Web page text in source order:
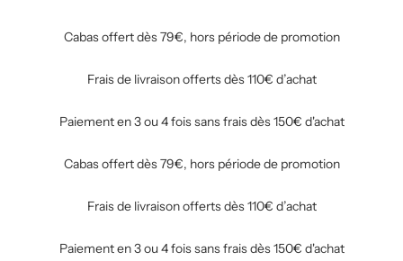
Cabas offert dès 79€, hors période de promotion
Frais de livraison offerts dès 110€ d’achat
Paiement en 3 ou 4 fois sans frais dès 150€ d'achat
Cabas offert dès 79€, hors période de promotion
Frais de livraison offerts dès 110€ d’achat
Paiement en 3 ou 4 fois sans frais dès 150€ d'achat